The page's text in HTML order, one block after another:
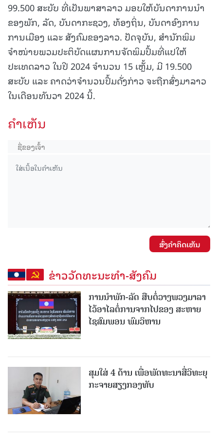
99.500 ສະບັບ ທີ່ເປັນພາສາລາວ ມອບໃຫ້ບັນດາການນຳ
ຂອງພັກ, ລັດ, ບັນດາກະຊວງ, ທ້ອງຖິ່ນ, ບັນດາອົງການ
ການເມືອງ ແລະ ສັງຄົມຂອງລາວ. ປັດຈຸບັນ, ສຳນັກພິມ
ຈຳໜ່າຍພວມປະຕິບັດແຜນການຈັດພິມປຶ້ມທີ່ແປໃຫ້
ປະເທດລາວ ໃນປີ 2024 ຈຳນວນ 15 ເຫຼັ້ມ, ມີ 19.500
ສະບັບ ແລະ ຄາດວ່າຈຳນວນປຶ້ມດັ່ງກ່າວ ຈະຖືກສົ່ງມາລາວ
ໃນເດືອນທັນວາ 2024 ນີ້.
ຄໍາເຫັນ
ສົ່ງຄໍາຄິດເຫັນ
ຂ່າວວັດທະນະທຳ-ສັງຄົມ
ການນໍາພັກ-ລັດ ສືບຕໍ່ວາງພວງມາລາ
ໄວ້ອາໄລຕໍ່ການຈາກໄປຂອງ ສະຫາຍ
ໄຊສົມພອນ ພົມວິຫານ
ສຸມໃສ່ 4 ດ້ານ ເພື່ອພັດທະນາສື່ວິທະຍຸ
ກະຈາຍສຽງກອງທັບ